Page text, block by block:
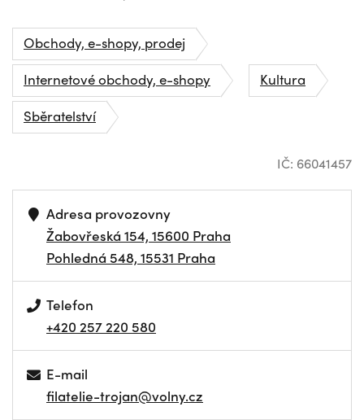
Obchody, e-shopy, prodej
Internetové obchody, e-shopy
Kultura
Sběratelství
IČ: 66041457
Adresa provozovny
Žabovřeská 154, 15600 Praha
Pohledná 548, 15531 Praha
Telefon
+420 257 220 580
E-mail
filatelie-trojan@volny.cz